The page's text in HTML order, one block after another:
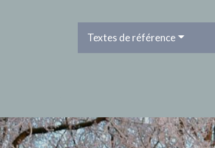
Textes de référence